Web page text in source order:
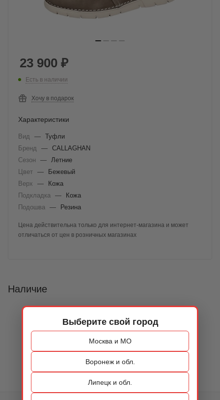
Выберите свой город
Москва и МО
Воронеж и обл.
Липецк и обл.
23 900 ₽
Есть в наличии
Хочу в подарок
Характеристики
Вид — Туфли
Бренд
— CALLAGHAN
Сезон
—
Летние
Цвет —
Бежевый
Верх
—
Кожа
Подкладка
—
Кожа
Подошва
— Резина
Цена действительна только для интернет-магазина и может
отличаться от цен в розничных магазинах
Наличие